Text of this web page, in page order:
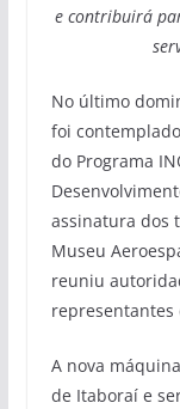
e contribuirá
No último
foi
do Programa
assinatura dos
Museu
reuniu
representantes
A nova
de Itaboraí e